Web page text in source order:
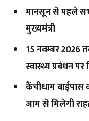
मानसून से पहले
मुख्यमंत्री
15 नवम्बर 2026
स्वास्थ्य प्रबंधन
कैंचीधाम बाईपास
जाम से मिलेगी